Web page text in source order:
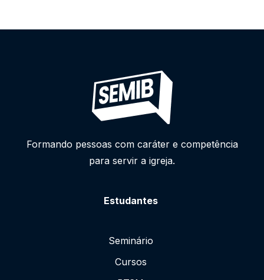
Formando pessoas com caráter e competência
para servir a igreja.
Estudantes
Seminário
Cursos